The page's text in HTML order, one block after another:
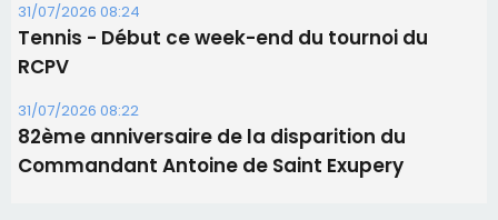
31/07/2026 08:24
Tennis - Début ce week-end du tournoi du
RCPV
31/07/2026 08:22
82ème anniversaire de la disparition du
Commandant Antoine de Saint Exupery